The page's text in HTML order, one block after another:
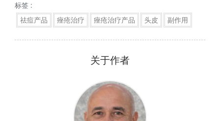
标签 :
祛痘产品
痤疮治疗 痤疮治疗产品 头皮 副作用
关于作者